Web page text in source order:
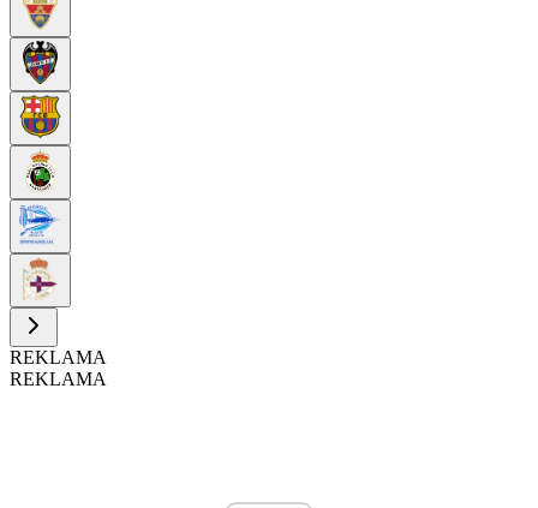
REKLAMA
REKLAMA